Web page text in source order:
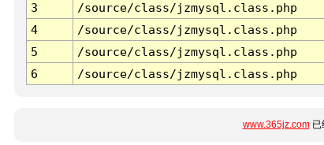
3
/source/class/jzmysql.class.php
4
/source/class/jzmysql.class.php
5
/source/class/jzmysql.class.php
6
/source/class/jzmysql.class.php
www.365jz.com已